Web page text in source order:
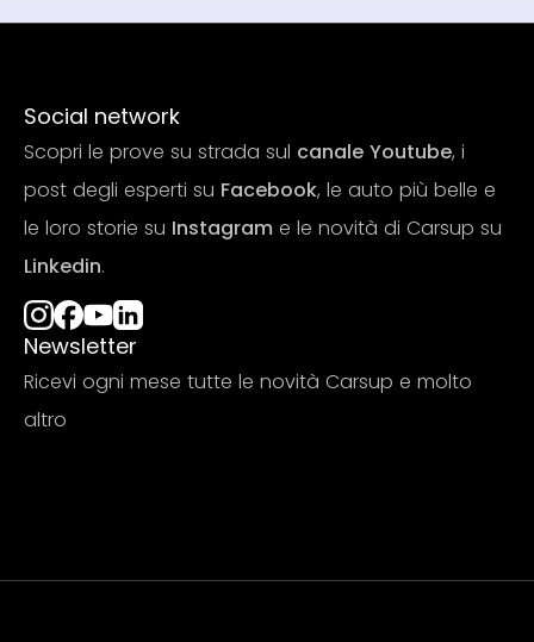
Social network
Scopri le prove su strada sul canale Youtube, i
post degli esperti su Facebook, le auto più belle e
le loro storie su Instagram e le novità di Carsup su
Linkedin.
Newsletter
Ricevi ogni mese tutte le novità Carsup e molto
altro